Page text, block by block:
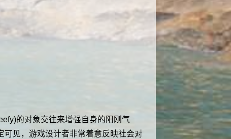
的对象交往来增强自身的阳刚气
见，游戏设计者非常着意反映社会对